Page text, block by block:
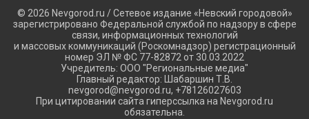
© 2026 Nevgorod.ru / Сетевое издание «Невский городовой»
зарегистрировано Федеральной службой по надзору в сфере
связи, информационных технологий
и массовых коммуникаций (Роскомнадзор) регистрационный
номер ЭЛ № ФС 77-82872 от 30.03.2022
Учредитель: ООО "Региональные медиа"
Главный редактор: Шабаршин Т.В.
nevgorod@nevgorod.ru, +78126027603
При цитировании сайта гиперссылка на Nevgorod.ru
обязательна.